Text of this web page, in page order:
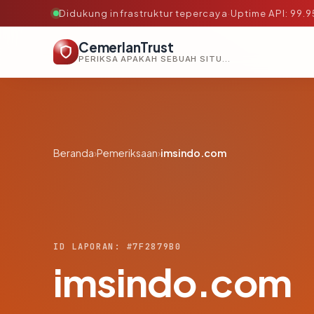
Didukung infrastruktur tepercaya·Uptime API:
CemerlanTrust
PERIKSA APAKAH SEBUAH SITUS AMAN, TEPERCAYA, DAN TERVERIFIKASI DALAM HITUNGAN DETIK.
Beranda›Pemeriksaan›imsindo.com
ID LAPORAN: #7F2879B0
imsindo.com